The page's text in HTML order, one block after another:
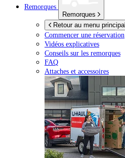
Remorques
Remorques
Retour au menu principal
Commencer une réservation
Vidéos explicatives
Conseils sur les remorques
FAQ
Attaches et accessoires